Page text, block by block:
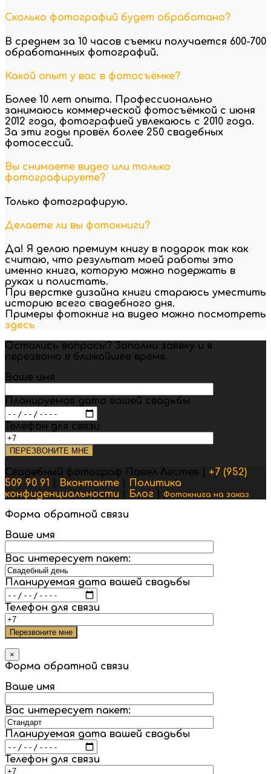
Сколько фотографий будет обработано?
В среднем за 10 часов съемки получается 600-700
обработанных фотографий.
Какой опыт у вас в фотосъёмке?
Более 10 лет опыта. Профессионально
занимаюсь коммерческой фотосъёмкой с июня
2012 года, фотографией увлекаюсь с 2010 года.
За эти годы провёл более 250 свадебных
фотосессий.
Вы снимаете видео или только
фотографируете?
Только фотографирую.
Делаете ли вы фотокниги?
Да! Я делаю премиум книгу в подарок так как
считаю, что результат моей работы это
именно книга, которую можно подержать в
руках и полистать.
При верстке дизайна книги стараюсь уместить
историю всего свадебного дня.
Примеры фотокниг на видео можно посмотреть
здесь
Остались вопросы? Заполни заявку и я
перезвоню в ближайшее время.
Ваше имя
Планируемая дата вашей свадьбы
Телефон для связи
Свадебный фотограф Павел Лестев | +7 (952)
509 90 91
Вконтакте
Политика
конфиденциальности
Блог Фотокнига на заказ
Форма обратной связи
Ваше имя
Вас интересует пакет:
Планируемая дата вашей свадьбы
Телефон для связи
×
Форма обратной связи
Ваше имя
Вас интересует пакет:
Планируемая дата вашей свадьбы
Телефон для связи